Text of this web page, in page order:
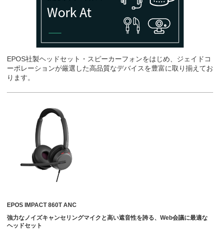
EPOS社製ヘッドセット・スピーカーフォンをはじめ、ジェイドコ
ーポレーションが厳選した高品質なデバイスを豊富に取り揃えてお
ります。
EPOS IMPACT 860T ANC
強力なノイズキャンセリングマイクと高い遮音性を誇る、Web会議に最適な
ヘッドセット